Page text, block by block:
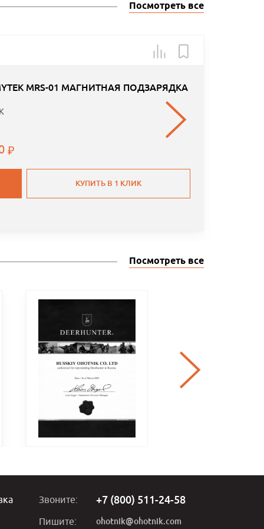
Посмотреть все
MRS-01 МАГНИТНАЯ ПОДЗАРЯДКА
КУПИТЬ В 1 КЛИК
Посмотреть все
Звоните: +7 (800) 511-24-58
Пишите: ohotnik@ohotnik.com